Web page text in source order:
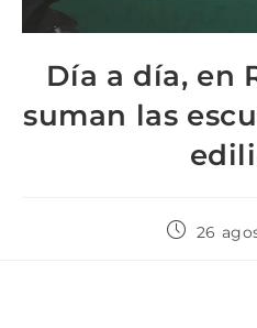
Día a día, en
suman las
26